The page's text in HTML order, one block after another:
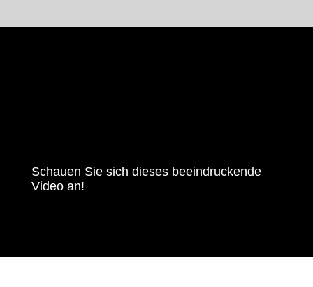
Schauen Sie sich dieses beeindruckende
Video an!